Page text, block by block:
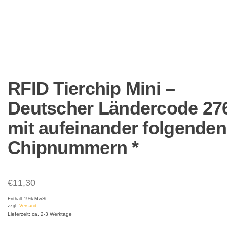
RFID Tierchip Mini –
Deutscher Ländercode
mit aufeinander folgenden
Chipnummern *
€11,30
Enthält 19% MwSt.
zzgl. Versand
Lieferzeit: ca. 2-3 Werktage